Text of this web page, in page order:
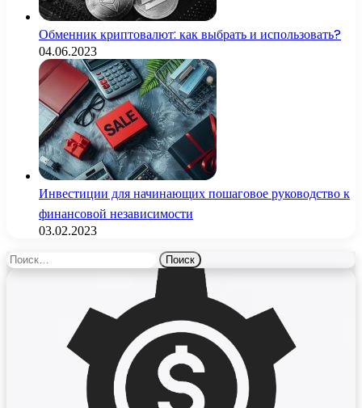
Обменник криптовалют: как выбрать и использовать?
04.06.2023
Инвестиции для начинающих пошаговое руководство к
финансовой независимости
03.02.2023
Найти: